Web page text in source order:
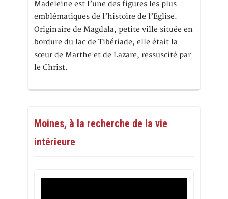
Madeleine est l’une des figures les plus
emblématiques de l’histoire de l’Eglise.
Originaire de Magdala, petite ville située en
bordure du lac de Tibériade, elle était la
sœur de Marthe et de Lazare, ressuscité par
le Christ.
Moines, à la recherche de la vie
intérieure